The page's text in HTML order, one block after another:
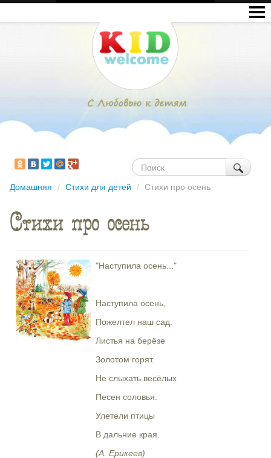
Домашняя / Стихи для детей / Стихи про осень
Стихи про осень
"Наступила осень..."
Наступила осень,
Пожелтел наш сад.
Листья на берёзе
Золотом горят.
Не слыхать весёлых
Песен соловья.
Улетели птицы
В дальние края.
(А. Ерикеев)